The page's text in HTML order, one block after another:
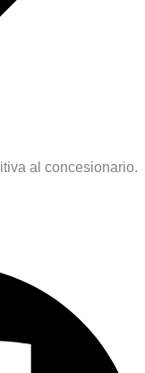
al concesionario.